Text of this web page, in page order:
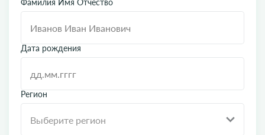
Фамилия Имя Отчество
Дата рождения
Регион